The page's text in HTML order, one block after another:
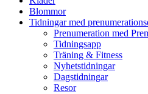
Blommor
Tidningar med
Prenumeration med
Tidningsapp
Träning & Fitness
Nyhetstidningar
Dagstidningar
Resor